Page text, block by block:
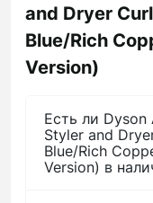
and Dryer
Blue/Rich
Version)
Есть ли
Styler and
Blue/Rich
Version) в